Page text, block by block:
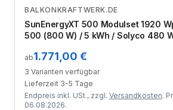
Zum Angebot
BALKONKRAFTWERK.DE
SunEnergyXT 500 Modulset 1920
500 (800 W) / 5 kWh / Solyco 480
ab1.771,00 €
3 Varianten verfügbar
Lieferzeit 3-5 Tage
Endpreis inkl. USt., zzgl. Versandkosten.
06.08.2026.